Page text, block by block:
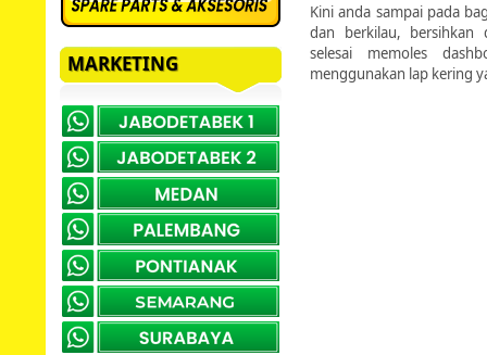
Kini anda sampai pada
dan berkilau, bersihkan
selesai memoles
menggunakan lap kering
MARKETING